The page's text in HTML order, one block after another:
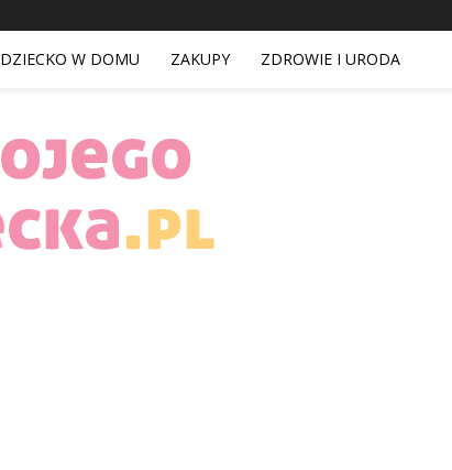
DZIECKO W DOMU ZAKUPY ZDROWIE I URODA